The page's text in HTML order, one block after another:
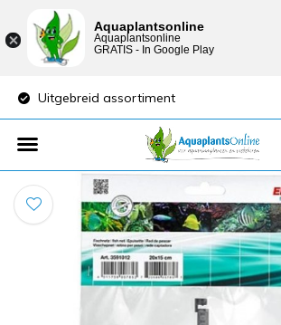
Uitgebreid assortiment
Aquaplantsonline
Aquaplantsonline
GRATIS - In Google Play